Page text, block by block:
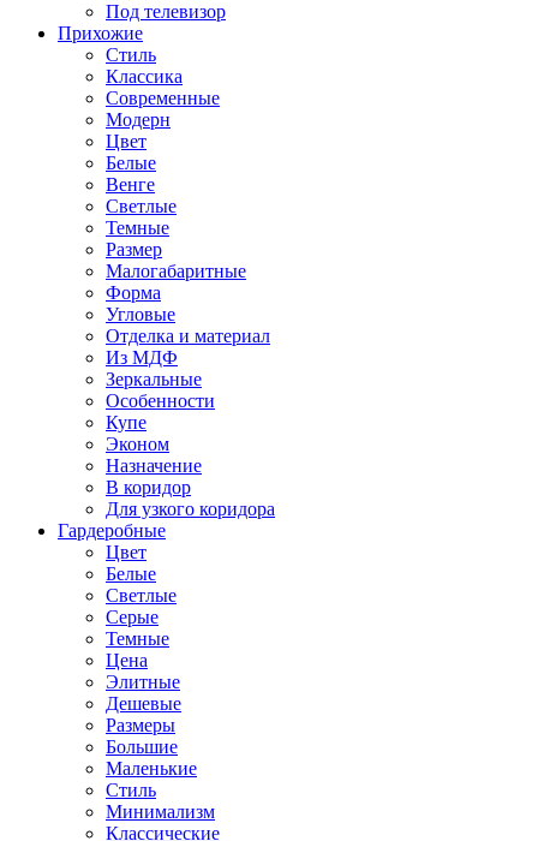
Под телевизор
Прихожие
Стиль
Классика
Современные
Модерн
Цвет
Белые
Венге
Светлые
Темные
Размер
Малогабаритные
Форма
Угловые
Отделка и материал
Из МДФ
Зеркальные
Особенности
Купе
Эконом
Назначение
В коридор
Для узкого коридора
Гардеробные
Цвет
Белые
Светлые
Серые
Темные
Цена
Элитные
Дешевые
Размеры
Большие
Маленькие
Стиль
Минимализм
Классические